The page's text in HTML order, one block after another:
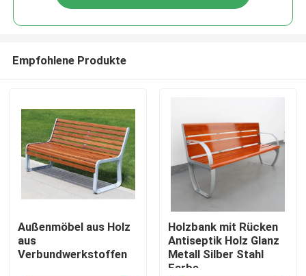
Empfohlene Produkte
Außenmöbel aus Holz
aus
Verbundwerkstoffen
Holzbank mit Rücken
Antiseptik Holz Glanz
Metall Silber Stahl
Farbe